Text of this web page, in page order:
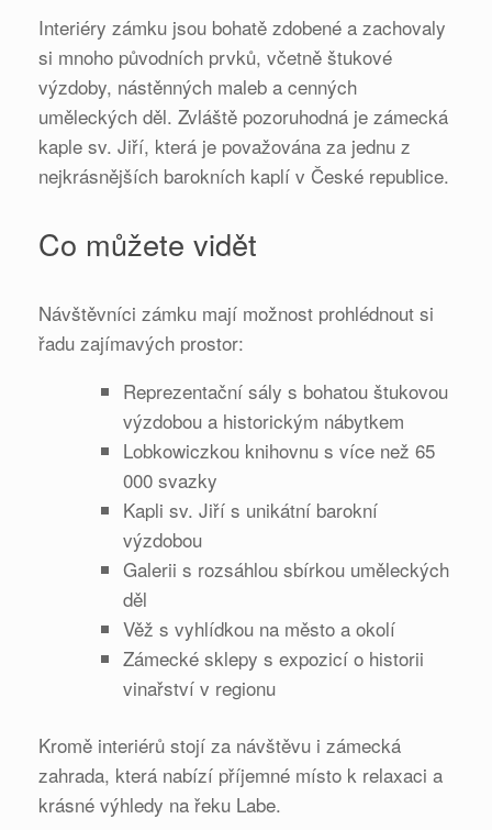
Interiéry zámku jsou bohatě zdobené a zachovaly
si mnoho původních prvků, včetně štukové
výzdoby, nástěnných maleb a cenných
uměleckých děl. Zvláště pozoruhodná je zámecká
kaple sv. Jiří, která je považována za jednu z
nejkrásnějších barokních kaplí v České republice.
Co můžete vidět
Návštěvníci zámku mají možnost prohlédnout si
řadu zajímavých prostor:
Reprezentační sály s bohatou štukovou
výzdobou a historickým nábytkem
Lobkowiczkou knihovnu s více než 65
000 svazky
Kapli sv. Jiří s unikátní barokní
výzdobou
Galerii s rozsáhlou sbírkou uměleckých
děl
Věž s vyhlídkou na město a okolí
Zámecké sklepy s expozicí o historii
vinařství v regionu
Kromě interiérů stojí za návštěvu i zámecká
zahrada, která nabízí příjemné místo k relaxaci a
krásné výhledy na řeku Labe.